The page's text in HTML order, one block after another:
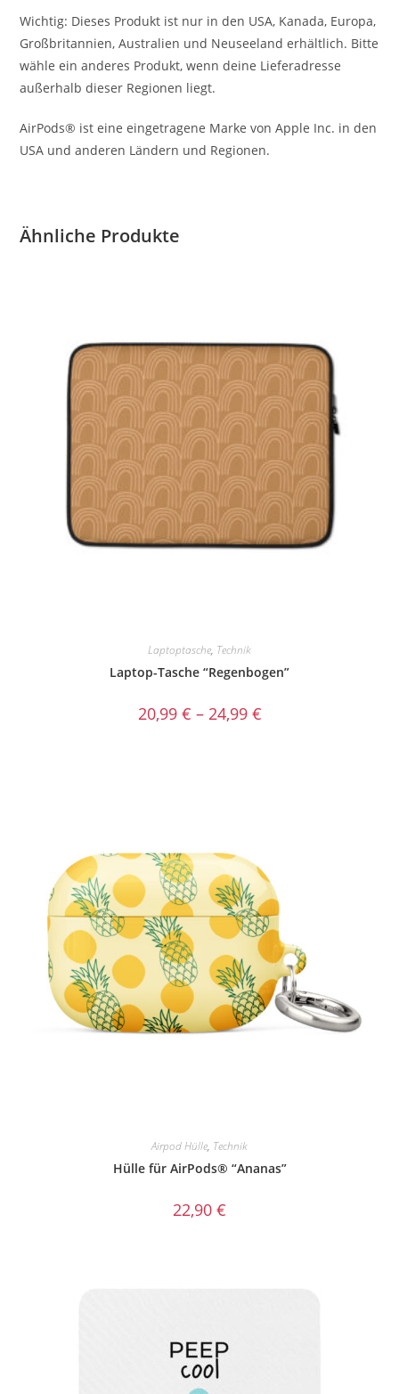
Wichtig: Dieses Produkt ist nur in den USA, Kanada, Europa,
Großbritannien, Australien und Neuseeland erhältlich. Bitte
wähle ein anderes Produkt, wenn deine Lieferadresse
außerhalb dieser Regionen liegt.
AirPods® ist eine eingetragene Marke von Apple Inc. in den
USA und anderen Ländern und Regionen.
Ähnliche Produkte
Laptoptasche, Technik
Laptop-Tasche “Regenbogen”
20,99 € – 24,99 €
Airpod Hülle, Technik
Hülle für AirPods® “Ananas”
22,90 €